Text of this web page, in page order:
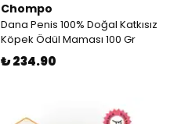
Chompo
Dana Penis 100% Doğal Katkısız
Köpek Ödül Maması 100 Gr
₺ 234.90